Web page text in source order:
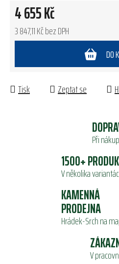
4 655 Kč
3 847,11 Kč bez DPH
DO
Tisk Zeptat se
Při
1500+
V několika
KAMENNÁ
PRODEJNA
Hrádek-Srch na
V